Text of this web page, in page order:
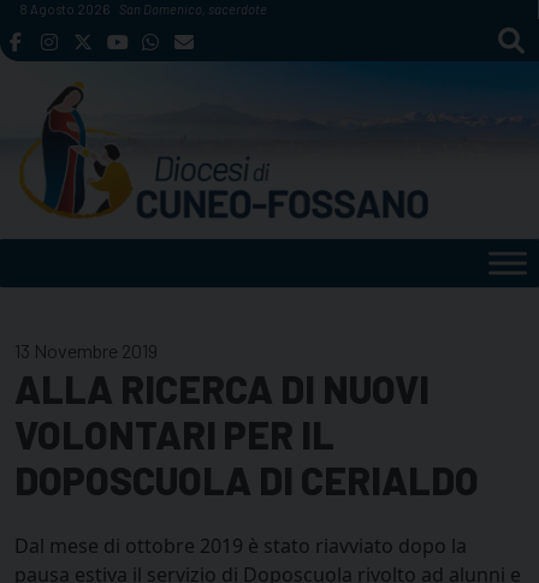
Skip
to
8 Agosto 2026 San Domenico, sacerdote
13 Novembre 2019
ALLA RICERCA DI NUOVI
VOLONTARI PER IL
DOPOSCUOLA DI CERIALDO
Dal mese di ottobre 2019 è stato riavviato dopo la
pausa estiva il servizio di Doposcuola rivolto ad alunni e